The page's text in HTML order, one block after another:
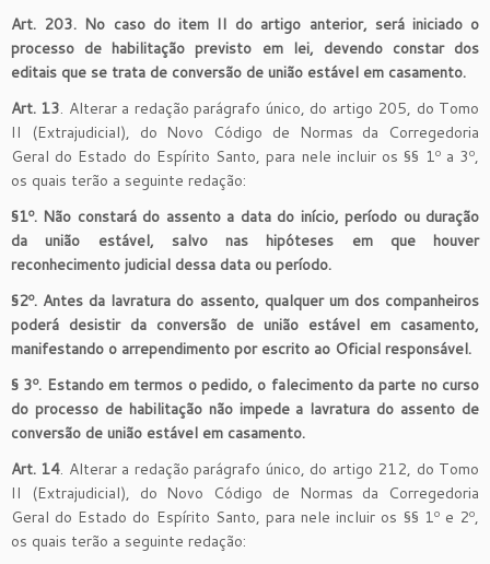
Art. 203. No caso do item II do artigo anterior, será iniciado o
processo de habilitação previsto em lei, devendo constar dos
editais que se trata de conversão de união estável em casamento.
Art. 13. Alterar a redação parágrafo único, do artigo 205, do Tomo
II (Extrajudicial), do Novo Código de Normas da Corregedoria
Geral do Estado do Espírito Santo, para nele incluir os §§ 1º a 3º,
os quais terão a seguinte redação:
§1º. Não constará do assento a data do início, período ou duração
da união estável, salvo nas hipóteses em que houver
reconhecimento judicial dessa data ou período.
§2º. Antes da lavratura do assento, qualquer um dos companheiros
poderá desistir da conversão de união estável em casamento,
manifestando o arrependimento por escrito ao Oficial responsável.
§ 3º. Estando em termos o pedido, o falecimento da parte no curso
do processo de habilitação não impede a lavratura do assento de
conversão de união estável em casamento.
Art. 14. Alterar a redação parágrafo único, do artigo 212, do Tomo
II (Extrajudicial), do Novo Código de Normas da Corregedoria
Geral do Estado do Espírito Santo, para nele incluir os §§ 1º e 2º,
os quais terão a seguinte redação: